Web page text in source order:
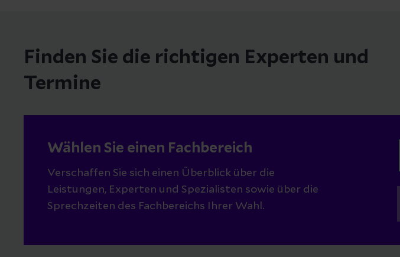
Finden Sie die richtigen Experten und
Termine
Wählen Sie einen Fachbereich
Verschaffen Sie sich einen Überblick über die
Leistungen, Experten und Spezialisten sowie über die
Sprechzeiten des Fachbereichs Ihrer Wahl.